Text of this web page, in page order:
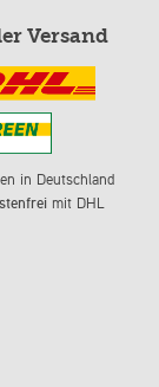
Versand
in Deutschland
mit DHL